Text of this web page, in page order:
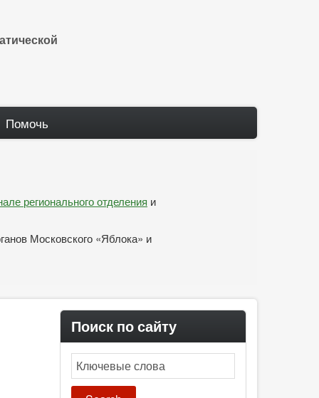
Помочь
регионального отделения и
Московского «Яблока» и
Поиск по сайту
Search